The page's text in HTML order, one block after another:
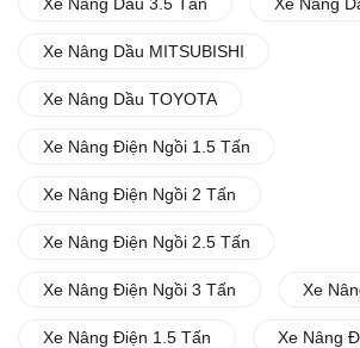
Xe Nâng Dầu MITSUBISHI
Xe Nâng Dầu TOYOTA
Xe Nâng Điện Ngồi 1.5 Tấn
Xe Nâng Điện Ngồi 2 Tấn
Xe Nâng Điện Ngồi 2.5 Tấn
Xe Nâng Điện Ngồi 3 Tấn Xe
Xe Nâng Điện 1.5 Tấn Xe Nâng